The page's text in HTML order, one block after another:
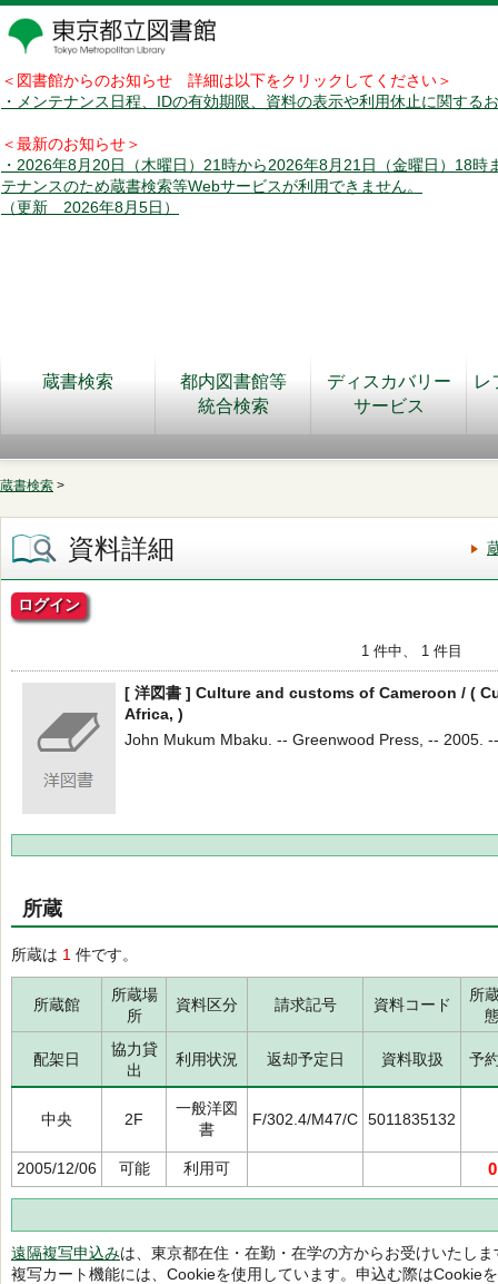
＜図書館からのお知らせ 詳細は以下をクリックしてください＞
・メンテナンス日程、IDの有効期限、資料の表示や利用休止に関する
＜最新のお知らせ＞
・2026年8月20日（木曜日）21時から2026年8月21日（金曜日）18時
テナンスのため蔵書検索等Webサービスが利用できません。
（更新 2026年8月5日）
蔵書検索
都内図書館等
統合検索
ディスカバリー
サービス
レ
蔵書検索 >
資料詳細
ログイン
1 件中、 1 件目
[ 洋図書 ] Culture and customs of Cameroon / (
Africa, )
John Mukum Mbaku. -- Greenwood Press, -- 2005. --
所蔵
所蔵は 1 件です。
所蔵館
所蔵場
所
資料区分 請求記号 資料コード
所
配架日
協力貸
出
利用状況 返却予定日 資料取扱 予
中央 2F
一般洋図
書
F/302.4/M47/C 5011835132
2005/12/06 可能 利用可 0
遠隔複写申込みは、東京都在住・在勤・在学の方からお受けいたしま
複写カート機能には、Cookieを使用しています。申込む際はCookie